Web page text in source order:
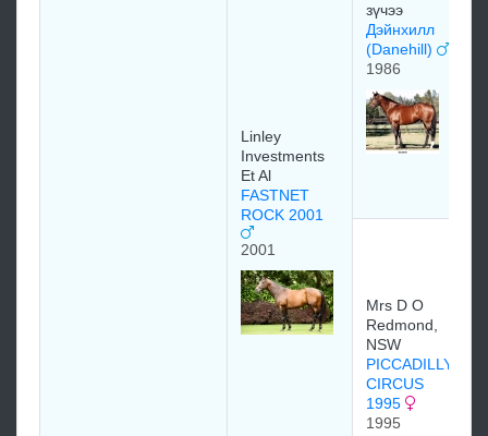
Linley
Investments
Et Al
FASTNET
ROCK 2001
2001
зүчээ
Дэйнхилл
(Danehill)
1986
Mrs D O
Redmond,
NSW
PICCADILLY
CIRCUS
1995
1995